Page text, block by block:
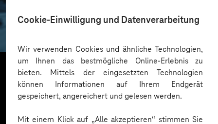
Cookie-Einwilligung und Datenverarbeitung
Wir verwenden Cookies und ähnliche Technologien,
um Ihnen das bestmögliche Online-Erlebnis zu
bieten. Mittels der eingesetzten Technologien
können Informationen auf Ihrem Endgerät
gespeichert, angereichert und gelesen werden.
Mit einem Klick auf „Alle akzeptieren“ stimmen Sie
AOK Rheinland/Hamburg
Mehr laden